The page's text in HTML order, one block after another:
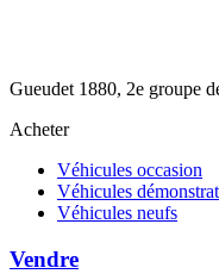
Gueudet 1880, 2e groupe
Acheter
Véhicules occasion
Véhicules
Véhicules neufs
Vendre